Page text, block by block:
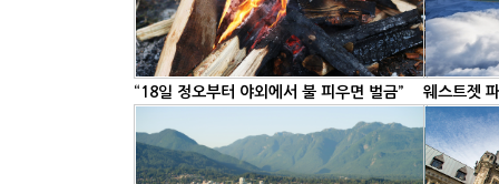
“18일 정오부터 야외에서 불 피우면 벌금” 웨스트젯